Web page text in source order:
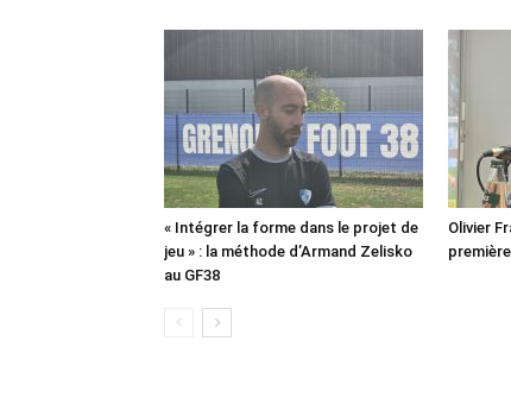
« Intégrer la forme dans le projet de
jeu » : la méthode d’Armand Zelisko
au GF38
Olivier